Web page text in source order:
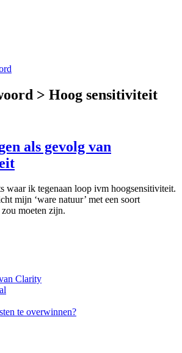
> Hoog sensitiviteit
als gevolg van
waar ik tegenaan loop ivm hoogsensitiviteit.
mijn ‘ware natuur’ met een soort
moeten zijn.
Clarity
te overwinnen?